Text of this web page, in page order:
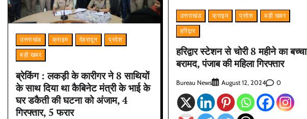
उत्तराखंड क्राइम देहरादून
प्रदेश
बड़ी खबर
ब्रेकिंग : लकड़ी के कारीगर ने 8 साथियों
के साथ दिया था कैबिनेट मंत्री के भाई के
घर डकैती की घटना को अंजाम, 4
गिरफ्तार, 5 फरार
उत्तराखंड क्राइम प्रदेश
बड़ी खबर
हरिद्वार
हरिद्वार स्टेशन से चोरी 8 महीने का बच्चा
बरामद, पंजाब की महिला गिरफ्तार
Bureau News August 12, 2024 0